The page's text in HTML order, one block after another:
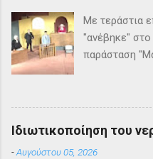
Με τεράστια
"ανέβηκε"
παράσταση
Βριλησσίων.
1500 θεατές
κυριολεκτικά
υψηλής
Ιδιωτικοποίηση του
-Αυγούστου 05, 2026